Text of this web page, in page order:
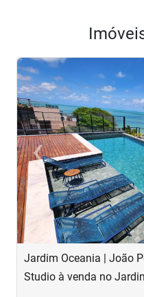
<<<<
‹Previous
Jardim Oceania | João
Studio à venda no